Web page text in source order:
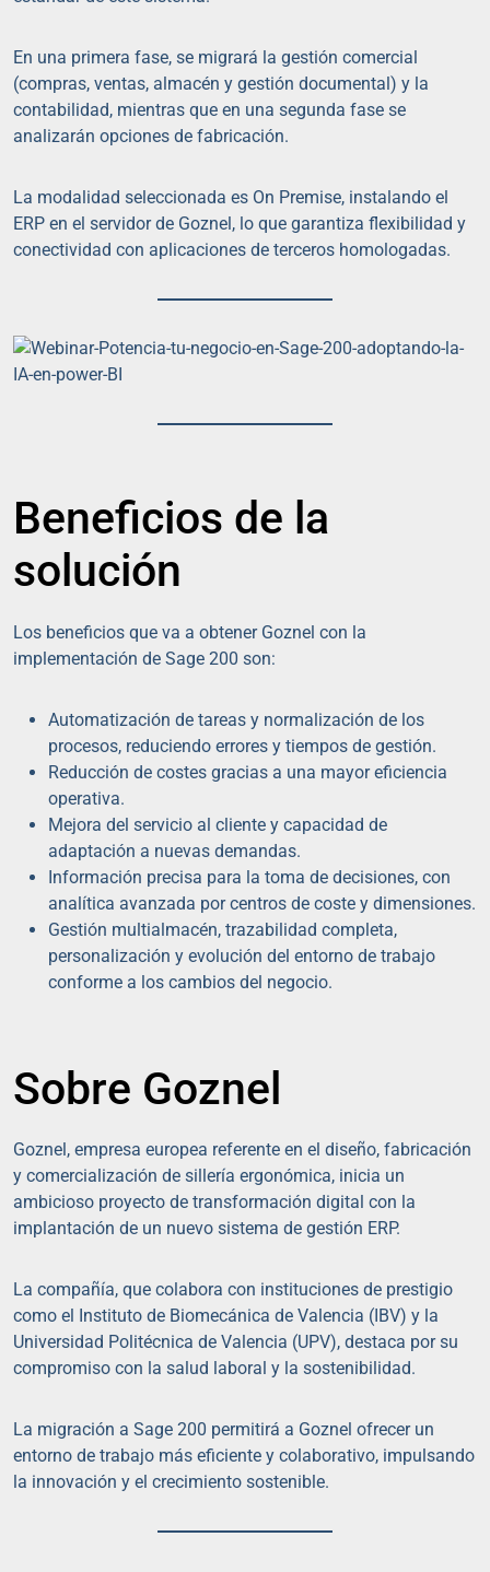
En una primera fase, se migrará la gestión comercial
(compras, ventas, almacén y gestión documental) y la
contabilidad, mientras que en una segunda fase se
analizarán opciones de fabricación.
La modalidad seleccionada es On Premise, instalando el
ERP en el servidor de Goznel, lo que garantiza flexibilidad y
conectividad con aplicaciones de terceros homologadas.
Beneficios de la
solución
Los beneficios que va a obtener Goznel con la
implementación de Sage 200 son:
Automatización de tareas y normalización de los
procesos, reduciendo errores y tiempos de gestión.
Reducción de costes gracias a una mayor eficiencia
operativa.
Mejora del servicio al cliente y capacidad de
adaptación a nuevas demandas.
Información precisa para la toma de decisiones, con
analítica avanzada por centros de coste y dimensiones.
Gestión multialmacén, trazabilidad completa,
personalización y evolución del entorno de trabajo
conforme a los cambios del negocio.
Sobre Goznel
Goznel, empresa europea referente en el diseño, fabricación
y comercialización de sillería ergonómica, inicia un
ambicioso proyecto de transformación digital con la
implantación de un nuevo sistema de gestión ERP.
La compañía, que colabora con instituciones de prestigio
como el Instituto de Biomecánica de Valencia (IBV) y la
Universidad Politécnica de Valencia (UPV), destaca por su
compromiso con la salud laboral y la sostenibilidad.
La migración a Sage 200 permitirá a Goznel ofrecer un
entorno de trabajo más eficiente y colaborativo, impulsando
la innovación y el crecimiento sostenible.